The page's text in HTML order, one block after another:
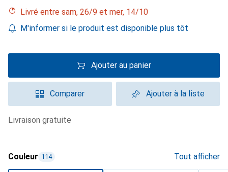
Livré entre sam, 26/9 et mer, 14/10
M'informer si le produit est disponible plus tôt
Ajouter au panier
Comparer Ajouter à la liste
livraison gratuite
Couleur 114 Tout afficher